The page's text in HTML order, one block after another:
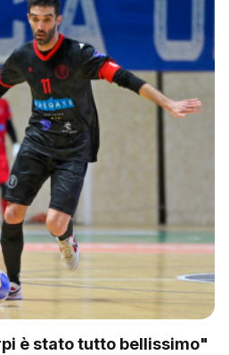
è stato tutto bellissimo"